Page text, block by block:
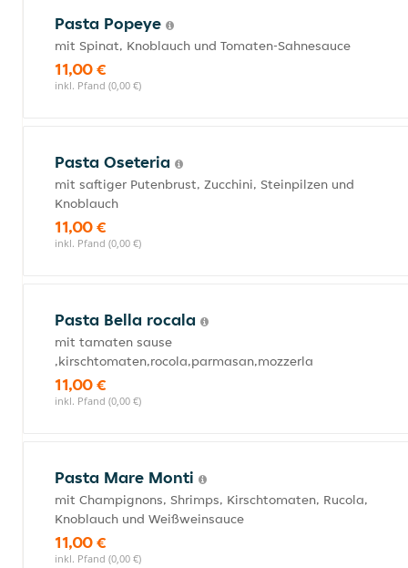
Pasta Popeye
mit Spinat, Knoblauch und Tomaten-Sahnesauce
11,00 €
inkl. Pfand (0,00 €)
Pasta Oseteria
mit saftiger Putenbrust, Zucchini, Steinpilzen und
Knoblauch
11,00 €
inkl. Pfand (0,00 €)
Pasta Bella rocala
mit tamaten sause
,kirschtomaten,rocola,parmasan,mozzerla
11,00 €
inkl. Pfand (0,00 €)
Pasta Mare Monti
mit Champignons, Shrimps, Kirschtomaten, Rucola,
Knoblauch und Weißweinsauce
11,00 €
inkl. Pfand (0,00 €)